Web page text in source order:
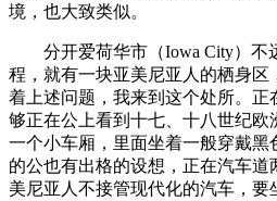
境，也大致类似。
分开爱荷华市（Iowa City）不
程，就有一块亚美尼亚人的栖身区
着上述问题，我来到这个处所。
够正在公上看到十七、十八世纪
一个小车厢，里面坐着一般穿戴黑
的公也有出格的设想，正在汽车道
美尼亚人不接管现代化的汽车，